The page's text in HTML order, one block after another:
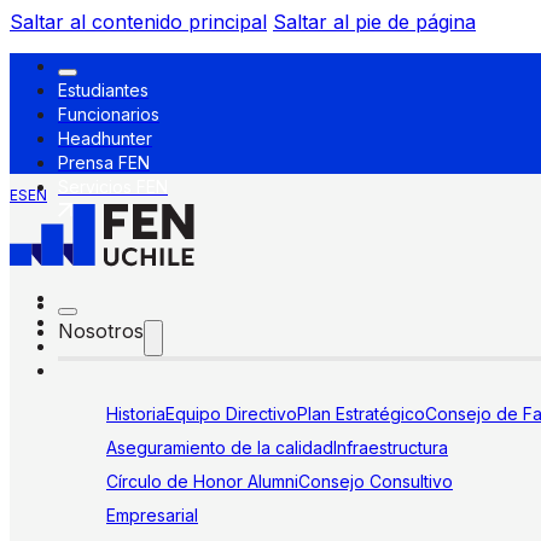
Saltar al contenido principal Saltar al pie de página
Estudiantes
Funcionarios
Headhunter
Prensa FEN
ESEN
Nosotros
HistoriaEquipo DirectivoPlan EstratégicoConsejo de
Aseguramiento de la calidadInfraestructura
Círculo de Honor AlumniConsejo Consultivo
Empresarial